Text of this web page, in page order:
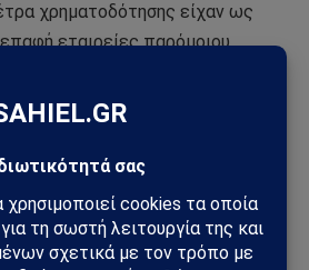
χρηματοδότησης είχαν ως
εταιρείες παρόμοιου
τώρα να ενθαρρύνονται οι
από άλλες χώρες της
φορολογικά πλεονεκτήματα στο
μια απαίτηση της ΕΕ.